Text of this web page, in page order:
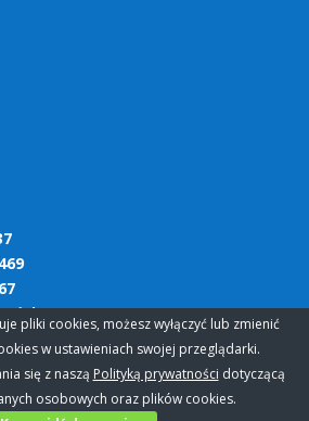
pliki cookies, możesz wyłączyć lub zmienić
w ustawieniach swojej przeglądarki.
się z naszą Polityką prywatności dotyczącą
osobowych oraz plików cookies.